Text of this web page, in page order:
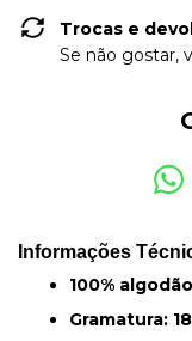
Trocas e
Se não gostar,
Informações
100%
Gramatura: